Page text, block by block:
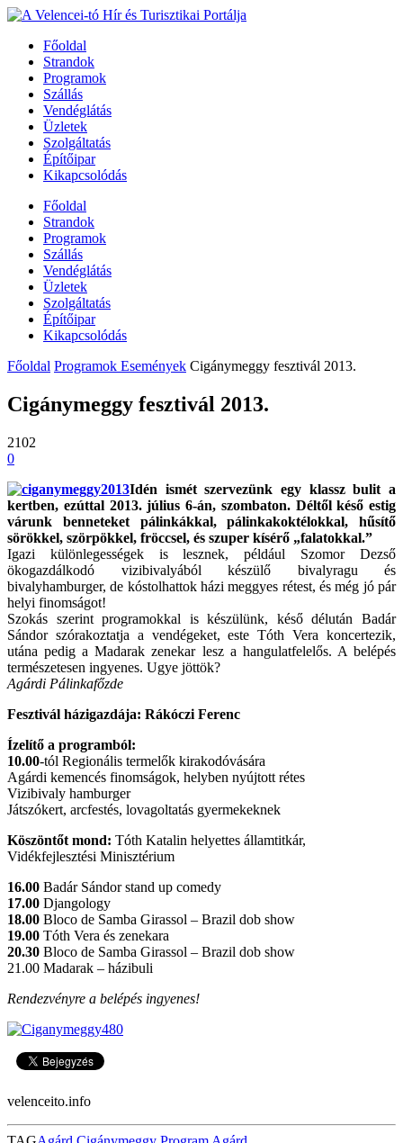
Főoldal
Strandok
Programok
Szállás
Vendéglátás
Üzletek
Szolgáltatás
Építőipar
Kikapcsolódás
Főoldal
Strandok
Programok
Szállás
Vendéglátás
Üzletek
Szolgáltatás
Építőipar
Kikapcsolódás
Főoldal Programok Események Cigánymeggy fesztivál 2013.
Cigánymeggy fesztivál 2013.
2102
0
Idén ismét szervezünk egy klassz bulit a
kertben, ezúttal 2013. július 6-án, szombaton. Déltől késő estig
várunk benneteket pálinkákkal, pálinkakoktélokkal, hűsítő
sörökkel, szörpökkel, fröccsel, és szuper kísérő „falatokkal.”
Igazi különlegességek is lesznek, például Szomor Dezső
ökogazdálkodó vizibivalyából készülő bivalyragu és
bivalyhamburger, de kóstolhattok házi meggyes rétest, és még jó pár
helyi finomságot!
Szokás szerint programokkal is készülünk, késő délután Badár
Sándor szórakoztatja a vendégeket, este Tóth Vera koncertezik,
utána pedig a Madarak zenekar lesz a hangulatfelelős. A belépés
természetesen ingyenes. Ugye jöttök?
Agárdi Pálinkafőzde
Fesztivál házigazdája: Rákóczi Ferenc
Ízelítő a programból:
10.00-tól Regionális termelők kirakodóvására
Agárdi kemencés finomságok, helyben nyújtott rétes
Vizibivaly hamburger
Játszókert, arcfestés, lovagoltatás gyermekeknek
Köszöntőt mond: Tóth Katalin helyettes államtitkár,
Vidékfejlesztési Minisztérium
16.00 Badár Sándor stand up comedy
17.00 Djangology
18.00 Bloco de Samba Girassol – Brazil dob show
19.00 Tóth Vera és zenekara
20.30 Bloco de Samba Girassol – Brazil dob show
21.00 Madarak – házibuli
Rendezvényre a belépés ingyenes!
velenceito.info